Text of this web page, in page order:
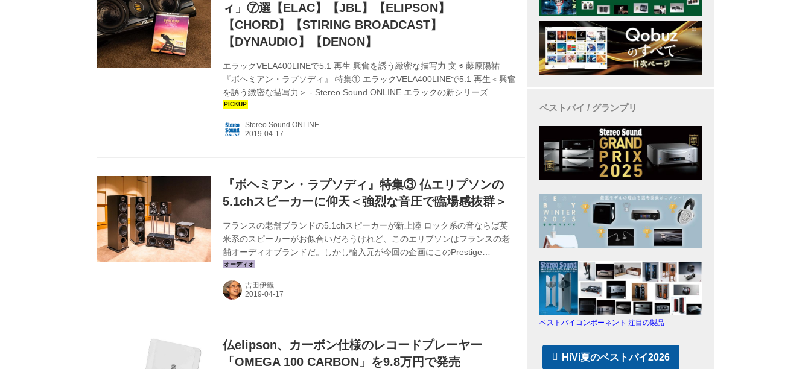
ィ」⑦選【ELAC】【JBL】【ELIPSON】
【CHORD】【STIRING BROADCAST】
【DYNAUDIO】【DENON】
エラックVELA400LINEで5.1 再生 興奮を誘う緻密な描写力 文 ◉ 藤原陽祐
『ボヘミアン・ラプソディ』 特集① エラックVELA400LINEで5.1 再生＜興奮
を誘う緻密な描写力＞ - Stereo Sound ONLINE エラックの新シリーズ
VELA400ラインとは エラックの新機軸を取り入れた新しい時代のスピーカー
VELA400ライン。フラットかつスクエアな形状から一歩踏み 出し、フロント
Stereo Sound ONLINE
『ボヘミアン・ラプソディ』特集③ 仏エリプソンの
5.1chスピーカーに仰天＜強烈な音圧で臨場感抜群＞
フランスの老舗ブランドの5.1chスピーカーが新上陸 ロック系の音ならば英
米系のスピーカーがお似合いだろうけれど、このエリプソンはフランスの老
舗オーディオブランドだ。しかし輸入元が今回の企画にこのPrestige
Facet（プレステージファセット、以下PF）シリーズを推奨してきたからに
は自信があるはずだ。実際に聴いてビックリであった。 エリプソンの
Prestigeスピーカーは1975年以来と歴史は長い。それが2016年に最新の性能
吉田伊織
仏elipson、カーボン仕様のレコードプレーヤー
「OMEGA 100 CARBON」を9.8万円で発売
ベストバイ / グランプリ
ベストバイコンポーネント 注目の製品
HiVi夏のベストバイ2026